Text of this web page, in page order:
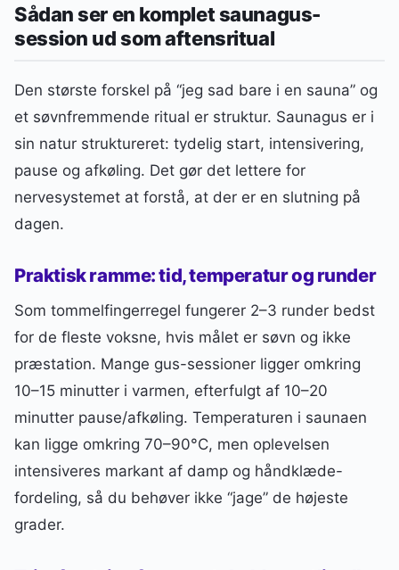
Sådan ser en komplet saunagus-
session ud som aftensritual
Den største forskel på “jeg sad bare i en sauna” og
et søvnfremmende ritual er struktur. Saunagus er i
sin natur struktureret: tydelig start, intensivering,
pause og afkøling. Det gør det lettere for
nervesystemet at forstå, at der er en slutning på
dagen.
Praktisk ramme: tid, temperatur og runder
Som tommelfingerregel fungerer 2–3 runder bedst
for de fleste voksne, hvis målet er søvn og ikke
præstation. Mange gus-sessioner ligger omkring
10–15 minutter i varmen, efterfulgt af 10–20
minutter pause/afkøling. Temperaturen i saunaen
kan ligge omkring 70–90°C, men oplevelsen
intensiveres markant af damp og håndklæde-
fordeling, så du behøver ikke “jage” de højeste
grader.